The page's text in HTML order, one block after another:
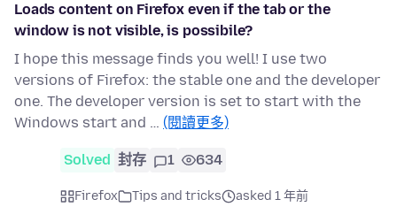
Loads content on Firefox even if the tab or the
window is not visible, is possibile?
I hope this message finds you well! I use two
versions of Firefox: the stable one and the developer
one. The developer version is set to start with the
Windows start and … (閱讀更多)
Solved 封存 1 634
Firefox Tips and tricks
asked 1 年前